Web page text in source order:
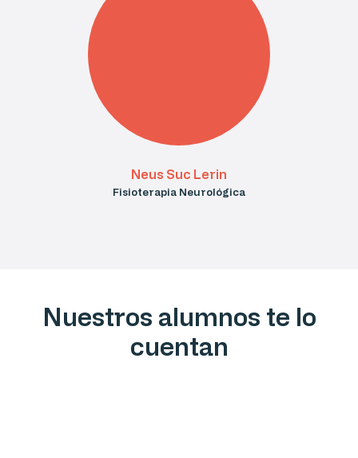
Neus Suc Lerin
Fisioterapia Neurológica
Nuestros alumnos te lo
cuentan